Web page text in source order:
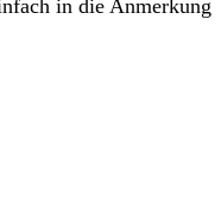
in die Anmerkung